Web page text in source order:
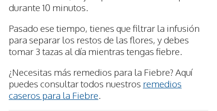
durante 10 minutos.
Pasado ese tiempo, tienes que filtrar la infusión
para separar los restos de las flores, y debes
tomar 3 tazas al día mientras tengas fiebre.
¿Necesitas más remedios para la Fiebre? Aquí
puedes consultar todos nuestros remedios
caseros para la Fiebre